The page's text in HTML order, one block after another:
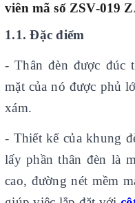
viên mã số ZSV-019
1.1. Đặc điểm
- Thân đèn được đúc
mặt của nó được phủ
xám.
- Thiết kế của khung
lấy phần thân đèn là
cao, đường nét mềm